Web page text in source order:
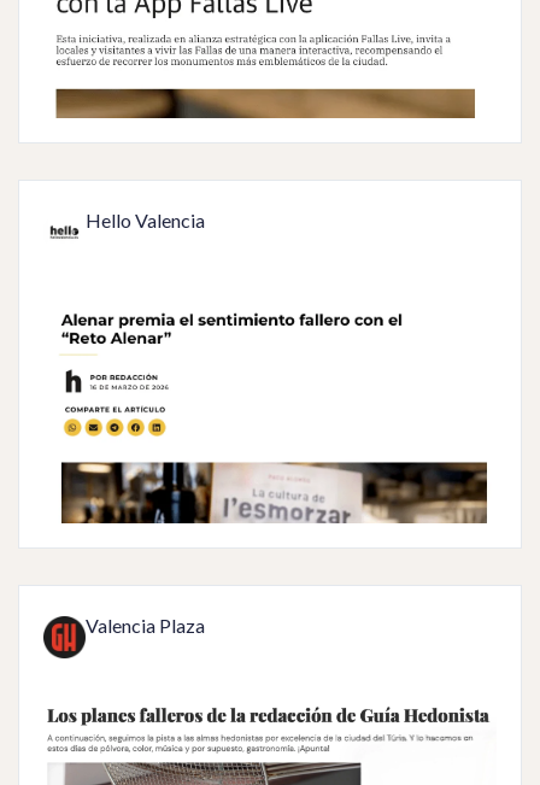
Hello Valencia
Valencia Plaza